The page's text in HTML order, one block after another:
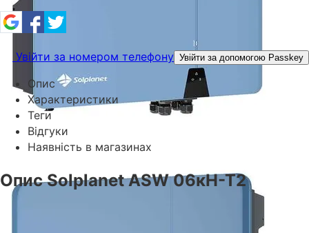
Увійти за номером телефону Увійти за допомогою Passkey
Опис
Характеристики
Теги
Відгуки
Наявність в магазинах
Опис Solplanet ASW 06кН-Т2